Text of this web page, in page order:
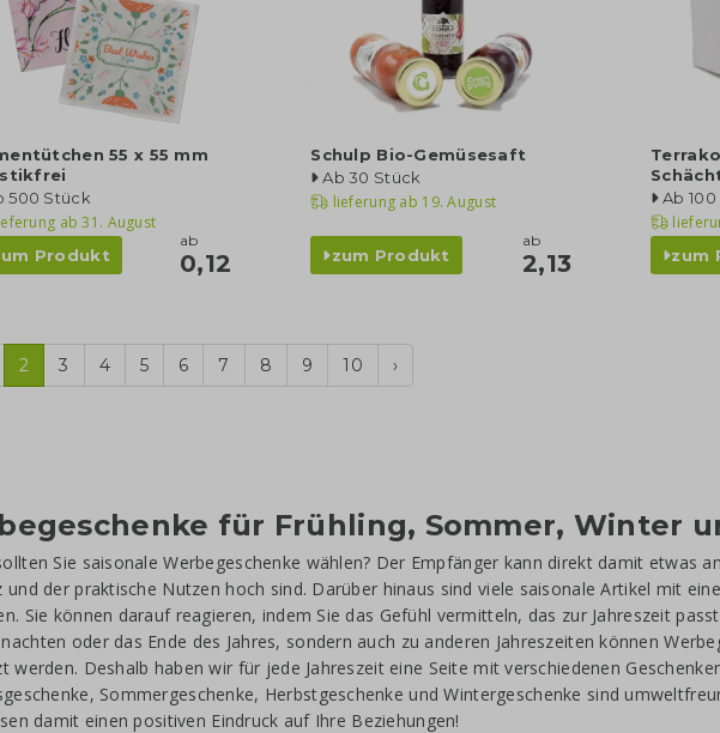
55 x 55 mm
500 Stück
ab 31. August
Produkt
ab
0,12
Schulp Bio-Gemüsesaft
Ab 30 Stück
lieferung ab 19. August
zum Produkt
ab
2,13
Ab
zum
2 3 4 5 6 7 8 9 10 ›
für Frühling, Sommer, Winter
Sie saisonale Werbegeschenke wählen? Der Empfänger kann direkt damit etwas
und der praktische Nutzen hoch sind. Darüber hinaus sind viele saisonale Artikel mit
Sie können darauf reagieren, indem Sie das Gefühl vermitteln, das zur Jahreszeit
oder das Ende des Jahres, sondern auch zu anderen Jahreszeiten können
werden. Deshalb haben wir für jede Jahreszeit eine Seite mit verschiedenen
Sommergeschenke, Herbstgeschenke und Wintergeschenke sind
damit einen positiven Eindruck auf Ihre Beziehungen!